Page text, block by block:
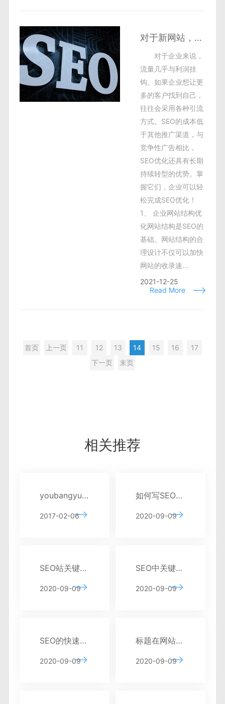
对于新网站，我们如何避免客户流失？
对于企业来说，
流量几乎与利润挂
钩。如果企业想让更
多的客户找到自己，
往往会采用各种引流
方式。SEO的成本低
于其他推广渠道，与
竞争性广告相比，
SEO优化还具有长期
持续转型的优势。掌
握它们，企业可以轻
松完成SEO优化！
1、 企业网站结构优
化网站结构是SEO的
基础。网站结构的合
理设计不仅可以加快
网站的收录速...
2021-12-25
Read More
首页 上一页 11 12 13 14 15 16
17
下一页
末页
相关推荐
youbangyun.cn新版正式上线 重点推广云排名系列服务
2017-02-06
如何写SEO的标题？
2020-09-09
SEO站关键词选择的基本原则
2020-09-09
SEO中关键字叠加的后果分析
2020-09-09
SEO的快速安排原则分析
2020-09-09
标题在网站SEO中有什么作用？
2020-09-09